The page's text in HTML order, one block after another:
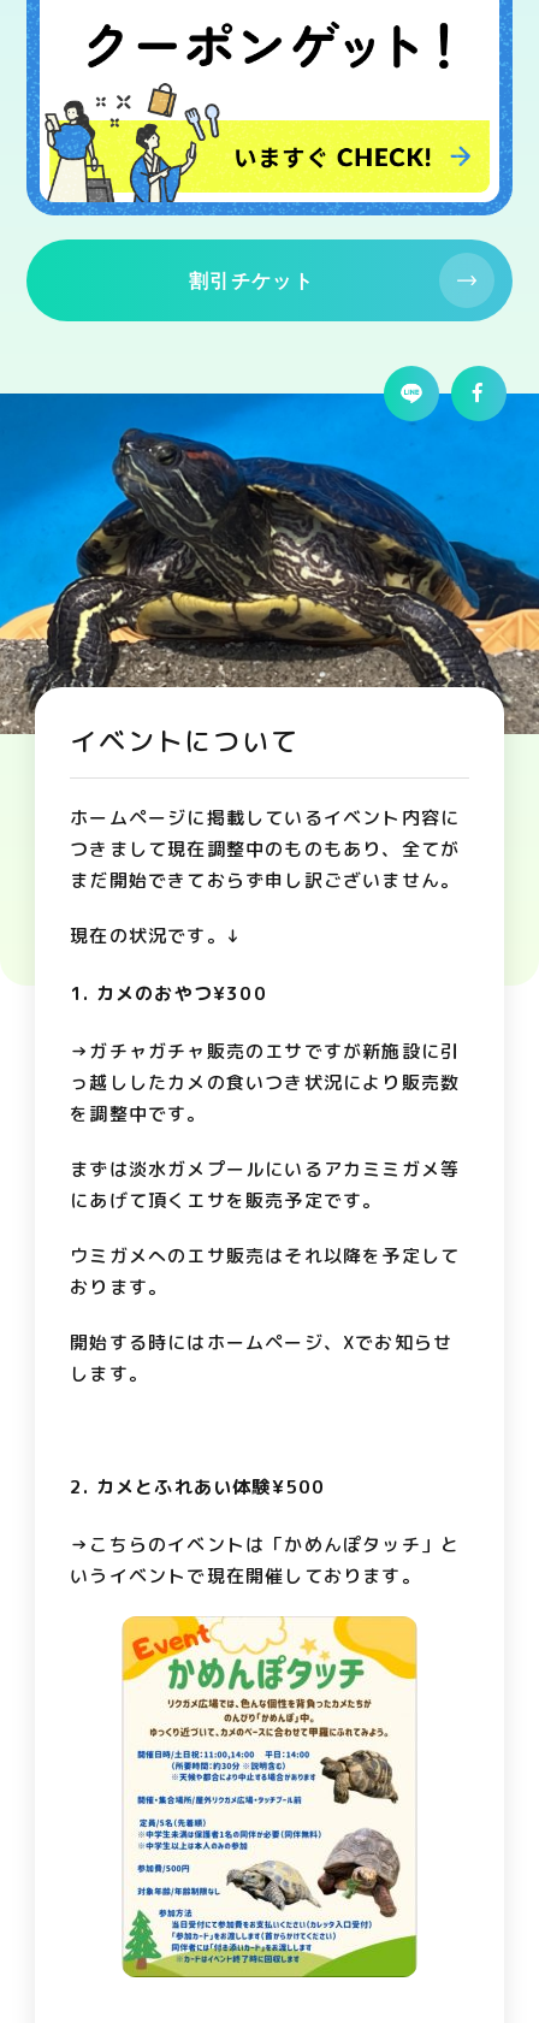
割引チケット
イベントについて
ホームページに掲載しているイベント内容に
つきまして現在調整中のものもあり、全てが
まだ開始できておらず申し訳ございません。
現在の状況です。↓
1. カメのおやつ¥300
→ガチャガチャ販売のエサですが新施設に引
っ越ししたカメの食いつき状況により販売数
を調整中です。
まずは淡水ガメプールにいるアカミミガメ等
にあげて頂くエサを販売予定です。
ウミガメへのエサ販売はそれ以降を予定して
おります。
開始する時にはホームページ、Xでお知らせ
します。
2. カメとふれあい体験¥500
→こちらのイベントは「かめんぽタッチ」と
いうイベントで現在開催しております。